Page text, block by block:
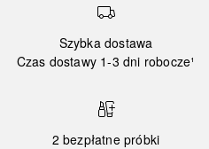
Szybka dostawa
Czas dostawy 1-3 dni robocze¹
2 bezpłatne próbki